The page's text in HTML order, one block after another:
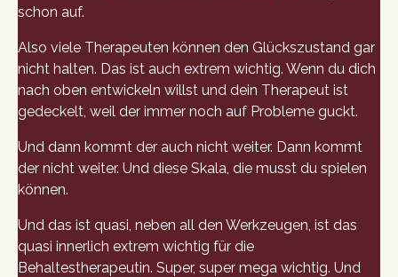
schon auf.
Also viele Therapeuten können den Glückszustand gar
nicht halten. Das ist auch extrem wichtig. Wenn du dich
nach oben entwickeln willst und dein Therapeut ist
gedeckelt, weil der immer noch auf Probleme guckt.
Und dann kommt der auch nicht weiter. Dann kommt
der nicht weiter. Und diese Skala, die musst du spielen
können.
Und das ist quasi, neben all den Werkzeugen, ist das
quasi innerlich extrem wichtig für die
Behaltestherapeutin. Super, super mega wichtig. Und